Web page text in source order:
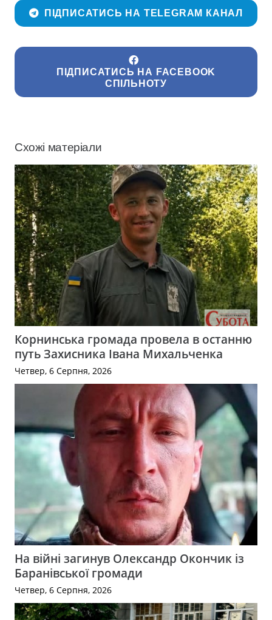
ПІДПИСАТИСЬ НА TELEGRAM КАНАЛ
ПІДПИСАТИСЬ НА FACEBOOK
СПІЛЬНОТУ
Схожі матеріали
Корнинська громада провела в останню
путь Захисника Івана Михальченка
Четвер, 6 Серпня, 2026
На війні загинув Олександр Окончик із
Баранівської громади
Четвер, 6 Серпня, 2026